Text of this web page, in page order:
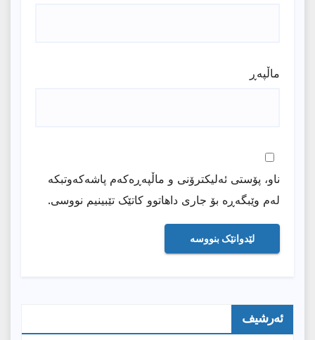
ماڵپه‌ڕ
ناو، پۆستی ئەلیکترۆنی و ماڵپەڕەکەم پاشەکەوتبکە
لەم وێبگەڕە بۆ جاری داهاتوو کاتێک تێبینیم نووسی.
ئەرشیف